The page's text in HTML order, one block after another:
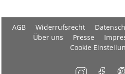
AGB Widerrufsrecht
Über uns
Presse
Cookie